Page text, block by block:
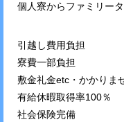
個人寮からファミリー
引越し費用負担
寮費一部負担
敷金礼金etc・かかりま
有給休暇取得率100％
社会保険完備